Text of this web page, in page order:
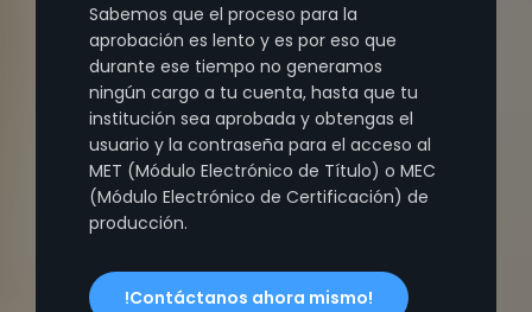
Sabemos que el proceso para la
aprobación es lento y es por eso que
durante ese tiempo no generamos
ningún cargo a tu cuenta, hasta que tu
institución sea aprobada y obtengas el
usuario y la contraseña para el acceso al
MET (Módulo Electrónico de Título) o MEC
(Módulo Electrónico de Certificación) de
producción.
!Contáctanos ahora mismo!